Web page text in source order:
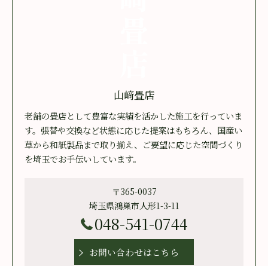
山﨑畳店
老舗の畳店として豊富な実績を活かした施工を行っていま
す。張替や交換など状態に応じた提案はもちろん、国産い
草から和紙製品まで取り揃え、ご要望に応じた空間づくり
を埼玉でお手伝いしています。
〒365-0037
埼玉県鴻巣市人形1-3-11
048-541-0744
お問い合わせはこちら